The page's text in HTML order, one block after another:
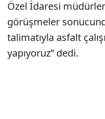
Özel İdaresi
görüşmeler
talimatıyla asfalt
yapıyoruz” dedi.